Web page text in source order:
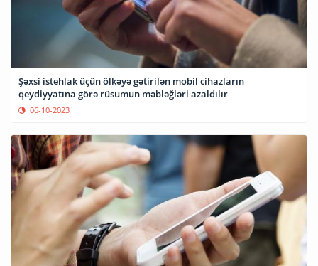
Şəxsi istehlak üçün ölkəyə gətirilən mobil cihazların
qeydiyyatına görə rüsumun məbləğləri azaldılır
06-10-2023